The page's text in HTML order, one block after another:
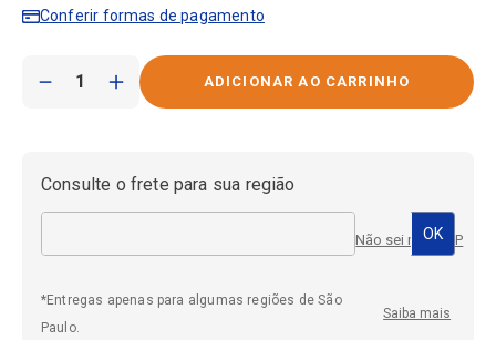
Conferir formas de pagamento
＋
－
Consulte o frete para sua região
Não sei meu CEP
*Entregas apenas para algumas regiões de São
Paulo.
Saiba mais